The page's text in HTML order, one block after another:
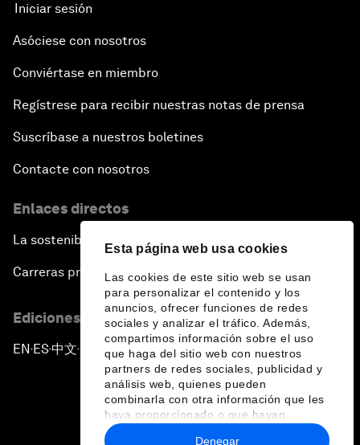
Esta página web usa cookies
Las cookies de este sitio web se usan
para personalizar el contenido y los
anuncios, ofrecer funciones de redes
sociales y analizar el tráfico. Además,
compartimos información sobre el uso
que haga del sitio web con nuestros
partners de redes sociales, publicidad y
análisis web, quienes pueden
combinarla con otra información que les
haya proporcionado o que hayan
recopilado a partir del uso que haya
Denegar
Iniciar sesión
Asóciese con nosotros
Conviértase en miembro
Regístrese para recibir nuestras notas de prensa
Suscríbase a nuestros boletines
Contacte con nosotros
Enlaces directos
La sostenibilidad en el Foro
Carreras profesionales
Ediciones en otros idiomas
EN ▪ ES▪中文▪ 日本語